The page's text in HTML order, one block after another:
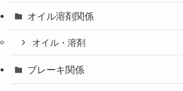
オイル溶剤関係
オイル・溶剤
ブレーキ関係